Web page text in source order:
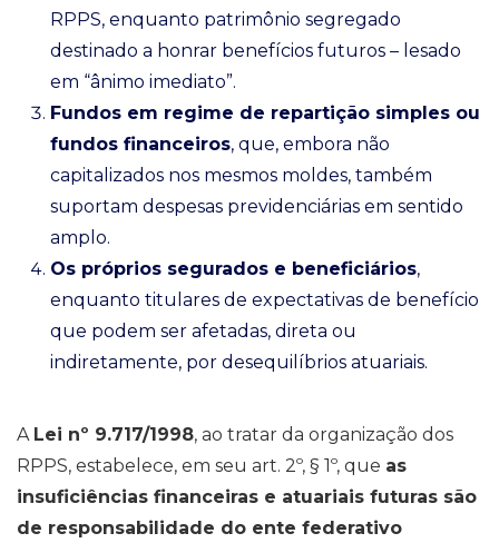
RPPS, enquanto patrimônio segregado
destinado a honrar benefícios futuros – lesado
em “ânimo imediato”.
Fundos em regime de repartição simples ou
fundos financeiros, que, embora não
capitalizados nos mesmos moldes, também
suportam despesas previdenciárias em sentido
amplo.
Os próprios segurados e beneficiários,
enquanto titulares de expectativas de benefício
que podem ser afetadas, direta ou
indiretamente, por desequilíbrios atuariais.
A Lei nº 9.717/1998, ao tratar da organização dos
RPPS, estabelece, em seu art. 2º, § 1º, que as
insuficiências financeiras e atuariais futuras são
de responsabilidade do ente federativo